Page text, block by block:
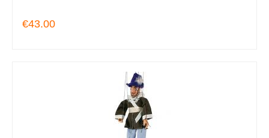
€43.00